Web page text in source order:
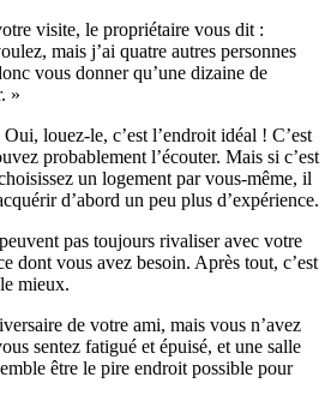
visite, le propriétaire vous dit :
mais j’ai quatre autres personnes
vous donner qu’une dizaine de
»
louez-le, c’est l’endroit idéal ! C’est
probablement l’écouter. Mais si c’est
un logement par vous-même, il
d’abord un peu plus d’expérience.
pas toujours rivaliser avec votre
dont vous avez besoin. Après tout, c’est
mieux.
de votre ami, mais vous n’avez
sentez fatigué et épuisé, et une salle
être le pire endroit possible pour